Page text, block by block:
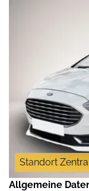
Standort
Allgemeine